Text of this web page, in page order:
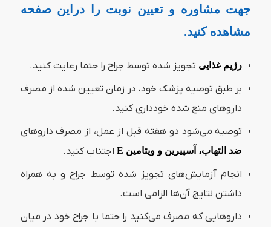
جهت مشاوره و تعیین نوبت را دراین صفحه
مشاهده کنید.
رژیم غذایی تجویز شده توسط جراح را حتما رعایت کنید.
بر طبق توصیه پزشک خود، در زمان تعیین شده از مصرف
داروهای منع شده خودداری کنید.
توصیه می‌شود دو هفته قبل از عمل، از مصرف داروهای
ضد التهاب، آسپیرین و ویتامین E
اجتناب کنید.
انجام آزمایش‌های تجویز شده توسط جراح و به همراه
داشتن نتایج آن‌ها الزامی است.
داروهایی که مصرف می‌کنید را حتما با جراح خود در میان